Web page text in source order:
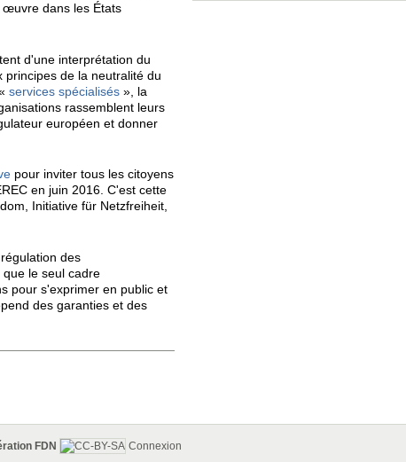
œuvre dans les États
d'une interprétation du
de la neutralité du
services spécialisés », la
rassemblent leurs
européen et donner
pour inviter tous les citoyens
en juin 2016. C'est cette
Initiative für Netzfreiheit,
des
le seul cadre
pour s'exprimer en public et
des garanties et des
FDN Connexion